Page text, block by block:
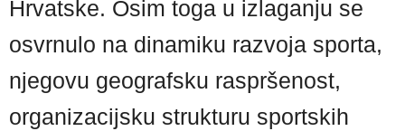
Hrvatske. Osim toga u izlaganju se
osvrnulo na dinamiku razvoja sporta,
njegovu geografsku raspršenost,
organizacijsku strukturu sportskih